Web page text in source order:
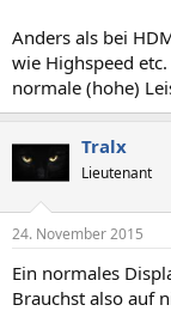
Anders als bei
wie Highspeed
normale (hohe)
Tralx
Lieutenant
24. November 2015
Ein normales
Brauchst also auf